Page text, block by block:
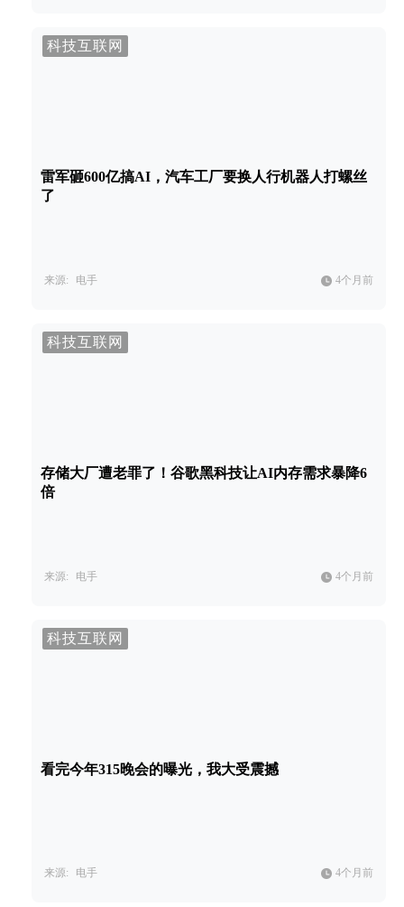
科技互联网
雷军砸600亿搞AI，汽车工厂要换人行机器人打螺丝
了
来源: 电手 4个月前
科技互联网
存储大厂遭老罪了！谷歌黑科技让AI内存需求暴降6
倍
来源: 电手 4个月前
科技互联网
看完今年315晚会的曝光，我大受震撼
来源: 电手 4个月前